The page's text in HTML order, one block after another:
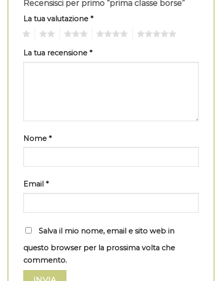
Recensisci per primo “prima classe borse”
La tua valutazione *
La tua recensione *
Nome *
Email *
Salva il mio nome, email e sito web in
questo browser per la prossima volta che
commento.